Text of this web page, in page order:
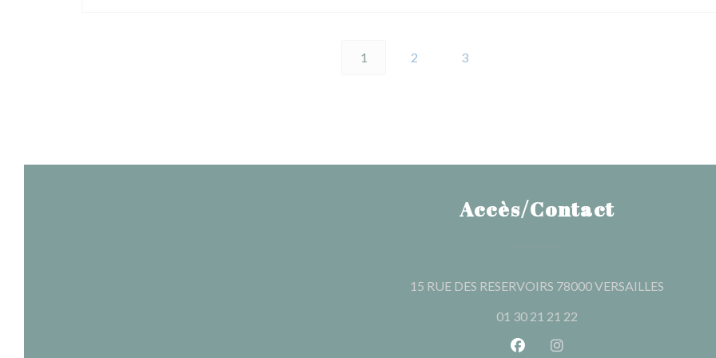
1 2 3
Accès/Contact
15 RUE DES RESERVOIRS 78000 VERSAILLES
01 30 21 21 22